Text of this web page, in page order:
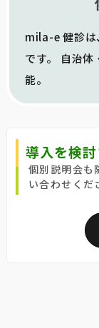
mila-e 健診は
です。 自治
能。
導入を検
個別説明会も
い合わせくだ